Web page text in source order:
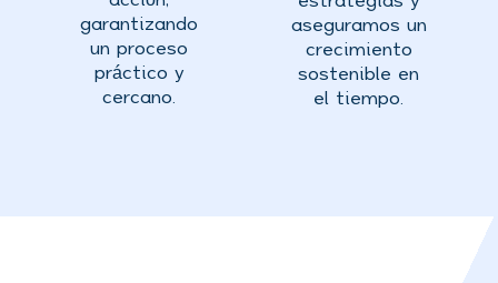
garantizando
un proceso
práctico y
cercano.
aseguramos un
crecimiento
sostenible en
el tiempo.